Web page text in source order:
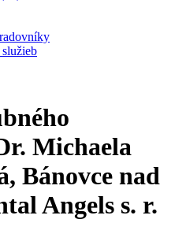
Michaela
Bánovce nad
Angels s. r.